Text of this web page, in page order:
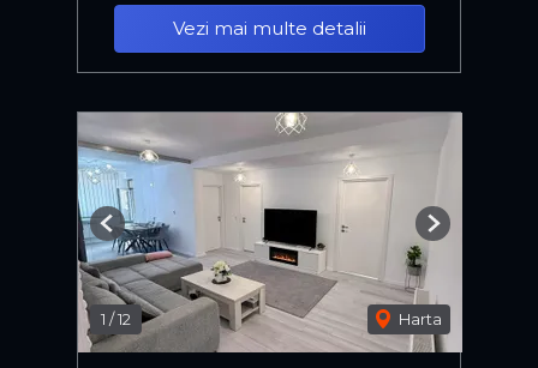
Vezi mai multe detalii
1 /12 Harta
Previous Next